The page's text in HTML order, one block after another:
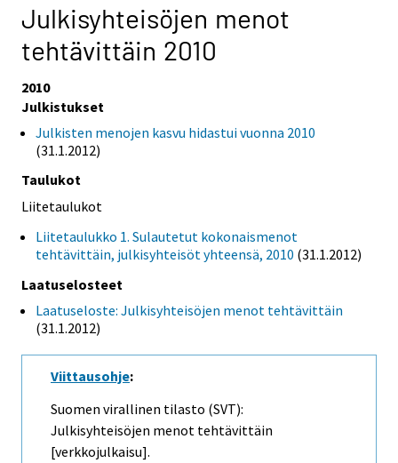
Julkisyhteisöjen menot
tehtävittäin 2010
2010
Julkistukset
Julkisten menojen kasvu hidastui vuonna 2010
(31.1.2012)
Taulukot
Liitetaulukot
Liitetaulukko 1. Sulautetut kokonaismenot
tehtävittäin, julkisyhteisöt yhteensä, 2010 (31.1.2012)
Laatuselosteet
Laatuseloste: Julkisyhteisöjen menot tehtävittäin
(31.1.2012)
Viittausohje:
Suomen virallinen tilasto (SVT):
Julkisyhteisöjen menot tehtävittäin
[verkkojulkaisu].